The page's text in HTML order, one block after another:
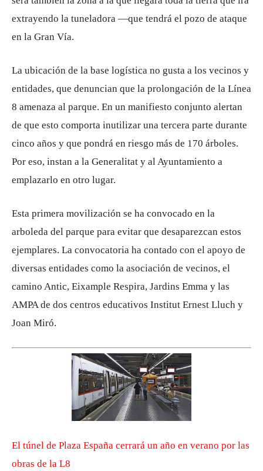
extrayendo la tuneladora —que tendrá el pozo de ataque
en la Gran Vía.
La ubicación de la base logística no gusta a los vecinos y
entidades, que denuncian que la prolongación de la Línea
8 amenaza al parque. En un manifiesto conjunto alertan
de que esto comporta inutilizar una tercera parte durante
cinco años y que pondrá en riesgo más de 170 árboles.
Por eso, instan a la Generalitat y al Ayuntamiento a
emplazarlo en otro lugar.
Esta primera movilización se ha convocado en la
arboleda del parque para evitar que desaparezcan estos
ejemplares. La convocatoria ha contado con el apoyo de
diversas entidades como la asociación de vecinos, el
camino Antic, Eixample Respira, Jardins Emma y las
AMPA de dos centros educativos Institut Ernest Lluch y
Joan Miró.
El túnel de Plaza España cerrará un año en verano por las
obras de la L8